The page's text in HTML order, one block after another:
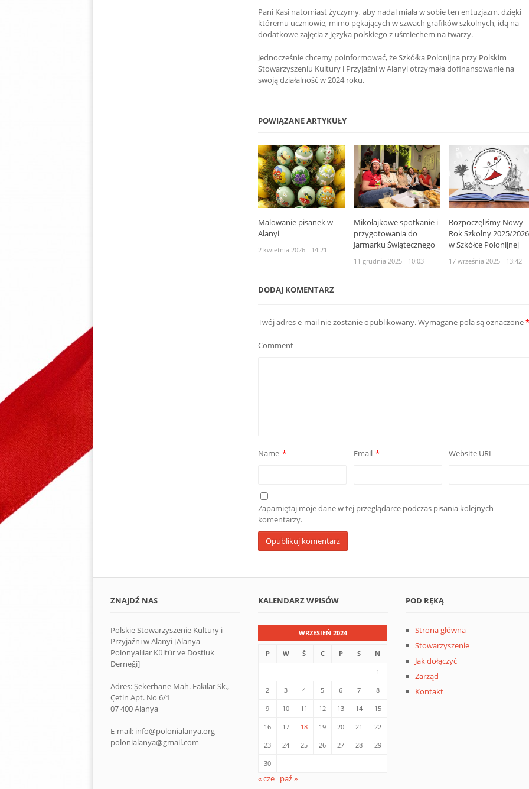
Pani Kasi natomiast życzymy, aby nadal miała w sobie ten entuzjazm, dzięki
któremu uczniowie, mimo pękających w szwach grafikówszkolnych, idą na
dodatkowe zajęcia z języka polskiego z uśmiechem na twarzy.
Jednocześnie chcemy poinformować, że Szkółka Polonijna przy Polskim
Stowarzyszeniu Kultury i Przyjaźni w Alanyi otrzymała dofinansowanie na
swoją działalność w 2024 roku.
POWIĄZANE ARTYKUŁY
Malowanie pisanek w
Alanyi
2 kwietnia 2026 - 14:21
Mikołajkowe spotkanie i
przygotowania do
Jarmarku Świątecznego
11 grudnia 2025 - 10:03
Rozpoczęliśmy Nowy
Rok Szkolny 2025/2026
w Szkółce Polonijnej
17 września 2025 - 13:42
DODAJ KOMENTARZ
Twój adres e-mail nie zostanie opublikowany.Wymagane pola są oznaczone*
Comment
Name * Email * Website URL
Zapamiętaj moje dane w tej przeglądarce podczas pisania kolejnych
komentarzy.
ZNAJDŹ NAS
Polskie Stowarzyszenie Kultury i
Przyjaźni w Alanyi [Alanya
Polonyalılar Kültür ve Dostluk
Derneği]
Adres: Şekerhane Mah. Fakılar Sk.,
Çetin Apt. No 6/1
07 400 Alanya
E-mail: info@polonialanya.org
polonialanya@gmail.com
KALENDARZ WPISÓW
WRZESIEŃ 2024
P W Ś C P S N
1
2 3 4 5 6 7 8
9 10 11 12 13 14 15
16 17 18 19 20 21 22
23 24 25 26 27 28 29
30
« cze paź »
POD RĘKĄ
Strona główna
Stowarzyszenie
Jak dołączyć
Zarząd
Kontakt